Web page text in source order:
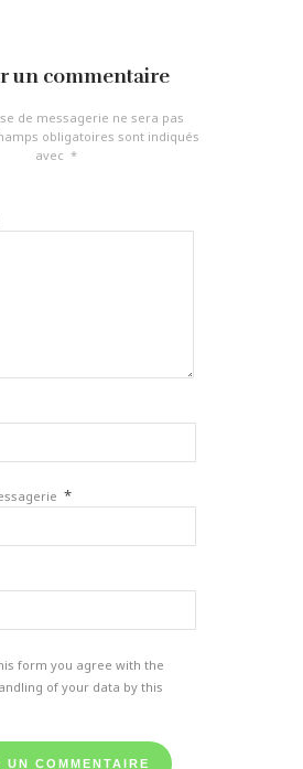
un commentaire
de messagerie ne sera pas
obligatoires sont indiqués
avec *
*
form you agree with the
of your data by this